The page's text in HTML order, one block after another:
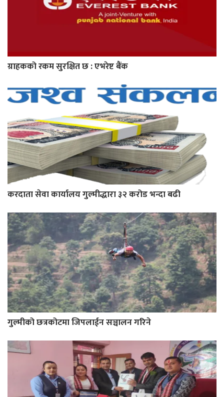
ग्राहकको रकम सुरक्षित छ : एभरेष्ट बैंक
करदाता सेवा कार्यालय गुल्मीद्धारा ३२ करोड भन्दा बढी
गुल्मीको छत्रकोटमा जिपलाईन सञ्चालन गरिने